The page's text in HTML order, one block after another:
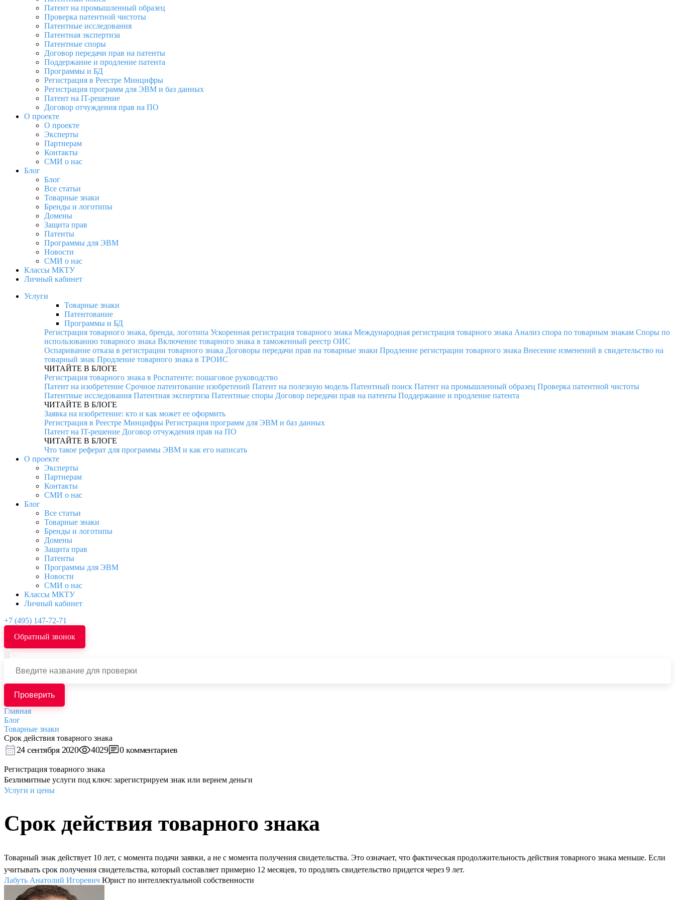
Патент на промышленный образец
Проверка патентной чистоты
Патентные исследования
Патентная экспертиза
Патентные споры
Договор передачи прав на патенты
Поддержание и продление патента
Программы и БД
Регистрация в Реестре Минцифры
Регистрация программ для ЭВМ и баз данных
Патент на IT-решение
Договор отчуждения прав на ПО
О проекте
О проекте
Эксперты
Партнерам
Контакты
СМИ о нас
Блог
Блог
Все статьи
Товарные знаки
Бренды и логотипы
Домены
Защита прав
Патенты
Программы для ЭВМ
Новости
СМИ о нас
Классы МКТУ
Личный кабинет
Услуги
Товарные знаки
Патентование
Программы и БД
Регистрация товарного знака, бренда, логотипа Ускоренная регистрация товарного знака Международная регистрация товарного знака Анализ спора по товарным знакам Споры по
использованию товарного знака Включение товарного знака в таможенный реестр ОИС
Оспаривание отказа в регистрации товарного знака Договоры передачи прав на товарные знаки Продление регистрации товарного знака Внесение изменений в свидетельство на
товарный знак Продление товарного знака в ТРОИС
ЧИТАЙТЕ В БЛОГЕ
Регистрация товарного знака в Роспатенте: пошаговое руководство
Патент на изобретение Срочное патентование изобретений Патент на полезную модель Патентный поиск Патент на промышленный образец Проверка патентной чистоты
Патентные исследования Патентная экспертиза Патентные споры Договор передачи прав на патенты Поддержание и продление патента
ЧИТАЙТЕ В БЛОГЕ
Заявка на изобретение: кто и как может ее оформить
Регистрация в Реестре Минцифры Регистрация программ для ЭВМ и баз данных
Патент на IT-решение Договор отчуждения прав на ПО
ЧИТАЙТЕ В БЛОГЕ
Что такое реферат для программы ЭВМ и как его написать
О проекте
Эксперты
Партнерам
Контакты
СМИ о нас
Блог
Все статьи
Товарные знаки
Бренды и логотипы
Домены
Защита прав
Патенты
Программы для ЭВМ
Новости
СМИ о нас
Классы МКТУ
Личный кабинет
+7 (495) 147-72-71
Обратный звонок
Проверить
Главная
Блог
Товарные знаки
Срок действия товарного знака
24 сентября 2020 4029 0 комментариев
Регистрация товарного знака
Безлимитные услуги под ключ: зарегистрируем знак или вернем деньги
Услуги и цены
Срок действия товарного знака
Товарный знак действует 10 лет, с момента подачи заявки, а не с момента получения свидетельства. Это означает, что фактическая продолжительность действия товарного знака меньше. Если
учитывать срок получения свидетельства, который составляет примерно 12 месяцев, то продлять свидетельство придется через 9 лет.
Лабуть Анатолий Игоревич Юрист по интеллектуальной собственности